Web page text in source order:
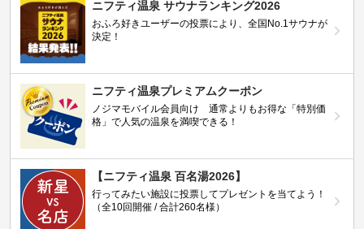
ニフティ温泉 サウナランキング2026
おふろ好きユーザーの投票により、全国No.1サウナが
決定！
ニフティ温泉プレミアムクーポン
ノジマモバイル会員向け 通常よりもお得な「特別価
格」で人気の温泉を満喫できる！
【ニフティ温泉 百名湯2026】
行ってみたい施設に投票してプレゼントを当てよう！
（全10回開催 / 合計260名様）